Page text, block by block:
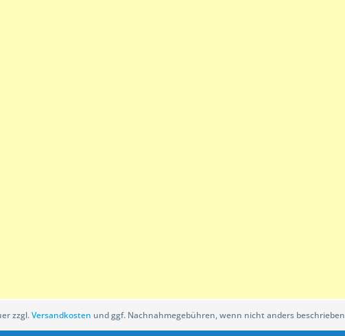
zzgl.Versandkosten und ggf. Nachnahmegebühren, wenn nicht anders beschrieben